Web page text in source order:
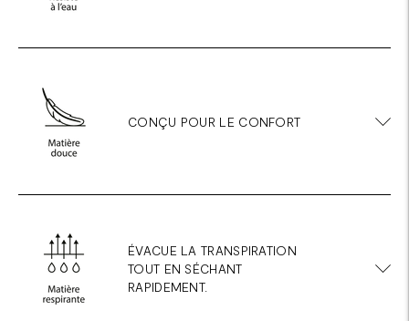
CONÇU POUR LE CONFORT
ÉVACUE LA TRANSPIRATION
TOUT EN SÉCHANT
RAPIDEMENT.